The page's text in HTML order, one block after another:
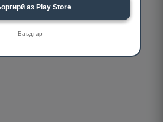
аз Play Store
Баъдтар